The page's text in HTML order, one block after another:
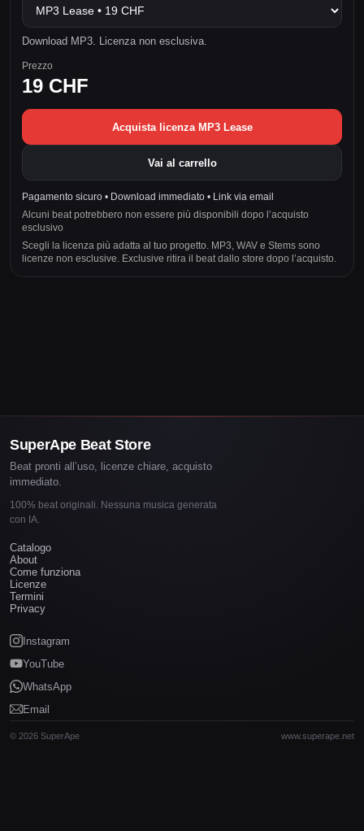
Download MP3. Licenza non esclusiva.
Prezzo
19 CHF
Acquista licenza MP3 Lease
Vai al carrello
Pagamento sicuro • Download immediato • Link via email
Alcuni beat potrebbero non essere più disponibili dopo l’acquisto
esclusivo
Scegli la licenza più adatta al tuo progetto. MP3, WAV e Stems sono
licenze non esclusive. Exclusive ritira il beat dallo store dopo l’acquisto.
SuperApe Beat Store
Beat pronti all’uso, licenze chiare, acquisto
immediato.
100% beat originali. Nessuna musica generata
con IA.
Catalogo
About
Come funziona
Licenze
Termini
Privacy
Instagram
YouTube
WhatsApp
Email
© 2026 SuperApe www.superape.net